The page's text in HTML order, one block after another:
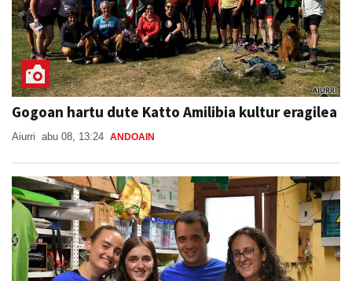
Gogoan hartu dute Katto Amilibia kultur eragilea
Aiurri abu 08, 13:24 ANDOAIN